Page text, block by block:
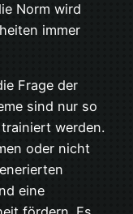
Norm wird
immer
Frage der
sind nur so
werden.
oder nicht
eine